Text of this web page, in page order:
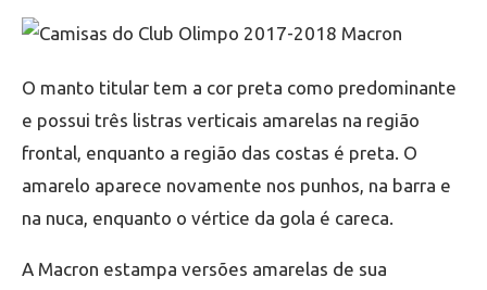
O manto titular tem a cor preta como predominante
e possui três listras verticais amarelas na região
frontal, enquanto a região das costas é preta. O
amarelo aparece novamente nos punhos, na barra e
na nuca, enquanto o vértice da gola é careca.
A Macron estampa versões amarelas de sua